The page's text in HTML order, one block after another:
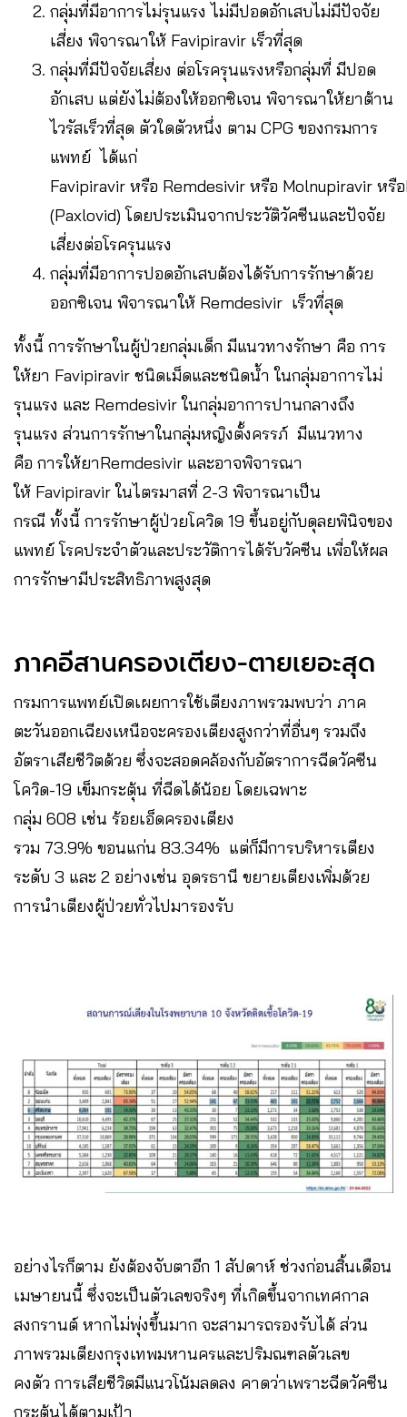
กลุ่มที่มีอาการไม่รุนแรง ไม่มีปอดอักเสบไม่มีปัจจัย
เสี่ยง พิจารณาให้ Favipiravir เร็วที่สุด
กลุ่มที่มีปัจจัยเสี่ยง ต่อโรครุนแรงหรือกลุ่มที่ มีปอด
อักเสบ แต่ยังไม่ต้องให้ออกซิเจน พิจารณาให้ยาต้าน
ไวรัสเร็วที่สุด ตัวใดตัวหนึ่ง ตาม CPG ของกรมการ
แพทย์ ได้แก่
Favipiravir หรือ Remdesivir หรือ Molnupiravir ห
(Paxlovid) โดยประเมินจากประวัติวัคซีนและปัจจัย
เสี่ยงต่อโรครุนแรง
กลุ่มที่มีอาการปอดอักเสบต้องได้รับการรักษาด้วย
ออกซิเจน พิจารณาให้ Remdesivir เร็วที่สุด
ทั้งนี้ การรักษาในผู้ป่วยกลุ่มเด็ก มีแนวทางรักษา คือ การ
ให้ยา Favipiravir ชนิดเม็ดและชนิดน้ำ ในกลุ่มอาการไม่
รุนแรง และ Remdesivir ในกลุ่มอาการปานกลางถึง
รุนแรง ส่วนการรักษาในกลุ่มหญิงตั้งครรภ์ มีแนวทาง
คือ การให้ยาRemdesivir และอาจพิจารณา
ให้ Favipiravir ในไตรมาสที่ 2-3 พิจารณาเป็น
กรณี ทั้งนี้ การรักษาผู้ป่วยโควิด 19 ขึ้นอยู่กับดุลยพินิจของ
แพทย์ โรคประจำตัวและประวัติการได้รับวัคซีน เพื่อให้ผล
การรักษามีประสิทธิภาพสูงสุด
ภาคอีสานครองเตียง-ตายเยอะสุด
กรมการแพทย์เปิดเผยการใช้เตียงภาพรวมพบว่า ภาค
ตะวันออกเฉียงเหนือจะครองเตียงสูงกว่าที่อื่นๆ รวมถึง
อัตราเสียชีวิตด้วย ซึ่งจะสอดคล้องกับอัตราการฉีดวัคซีน
โควิด-19 เข็มกระตุ้น ที่ฉีดได้น้อย โดยเฉพาะ
กลุ่ม 608 เช่น ร้อยเอ็ดครองเตียง
รวม 73.9% ขอนแก่น 83.34% แต่ก็มีการบริหารเตียง
ระดับ 3 และ 2 อย่างเช่น อุดรธานี ขยายเตียงเพิ่มด้วย
การนำเตียงผู้ป่วยทั่วไปมารองรับ
อย่างไรก็ตาม ยังต้องจับตาอีก 1 สัปดาห์ ช่วงก่อนสิ้นเดือน
เมษายนนี้ ซึ่งจะเป็นตัวเลขจริงๆ ที่เกิดขึ้นจากเทศกาล
สงกรานต์ หากไม่พุ่งขึ้นมาก จะสามารถรองรับได้ ส่วน
ภาพรวมเตียงกรุงเทพมหานครและปริมณฑลตัวเลข
คงตัว การเสียชีวิตมีแนวโน้มลดลง คาดว่าเพราะฉีดวัคซีน
กระตุ้นได้ตามเป้า